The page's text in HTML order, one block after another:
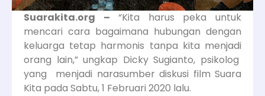
Suarakita.org – “Kita harus peka untuk
mencari cara bagaimana hubungan dengan
keluarga tetap harmonis tanpa kita menjadi
orang lain,” ungkap Dicky Sugianto, psikolog
yang menjadi narasumber diskusi film Suara
Kita pada Sabtu, 1 Februari 2020 lalu.